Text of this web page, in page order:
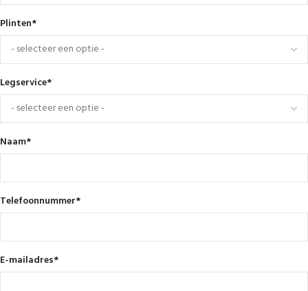
Plinten*
Legservice*
Naam*
Telefoonnummer*
E-mailadres*